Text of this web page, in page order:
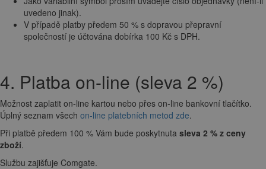
uvedeno jinak).
V případě platby předem 50 % s dopravou přepravní
společností je účtována dobírka 100 Kč s DPH.
4. Platba on-line (sleva 2 %)
Možnost zaplatit on-line kartou nebo přes on-line bankovní tlačítko.
Úplný seznam všech on-line platebních metod zde.
Při platbě předem 100 % Vám bude poskytnuta sleva 2 % z ceny
zboží.
Službu zajišťuje Comgate.